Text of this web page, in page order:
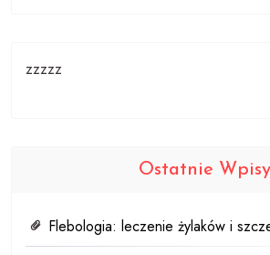
zzzzz
Ostatnie Wpisy
Flebologia: leczenie żylaków i